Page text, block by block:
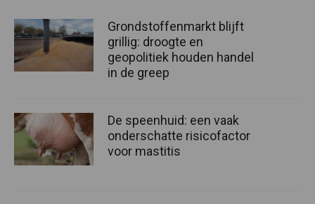
Grondstoffenmarkt blijft
grillig: droogte en
geopolitiek houden handel
in de greep
De speenhuid: een vaak
onderschatte risicofactor
voor mastitis